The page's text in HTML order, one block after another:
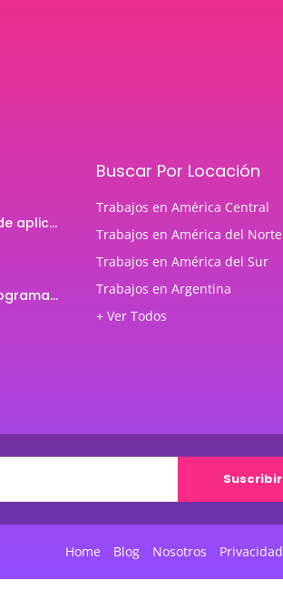
Programador de aplicaciones Android
Profesor de Programación Java
Buscar Por Locación
Trabajos en América Central
Trabajos en América del Norte
Trabajos en América del Sur
Trabajos en Argentina
+ Ver Todos
Suscribir
Home Blog Nosotros Privacidad